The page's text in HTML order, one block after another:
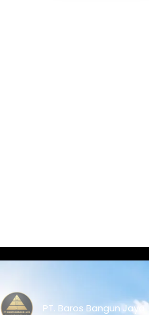
PT. Baros Bangun Jaya